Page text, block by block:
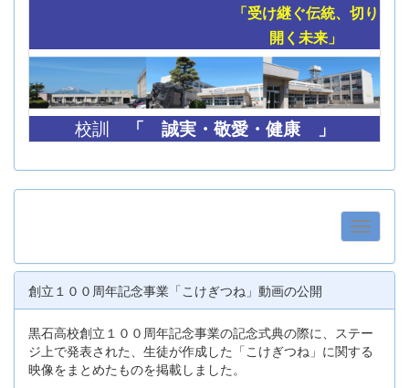
「受け継ぐ伝統、切り
開く未来」
校訓 「 誠実・敬愛・健康 」
創立１００周年記念事業「こけぎつね」動画の公開
黒石高校創立１００周年記念事業の記念式典の際に、ステー
ジ上で発表された、生徒が作成した「こけぎつね」に関する
映像をまとめたものを掲載しました。